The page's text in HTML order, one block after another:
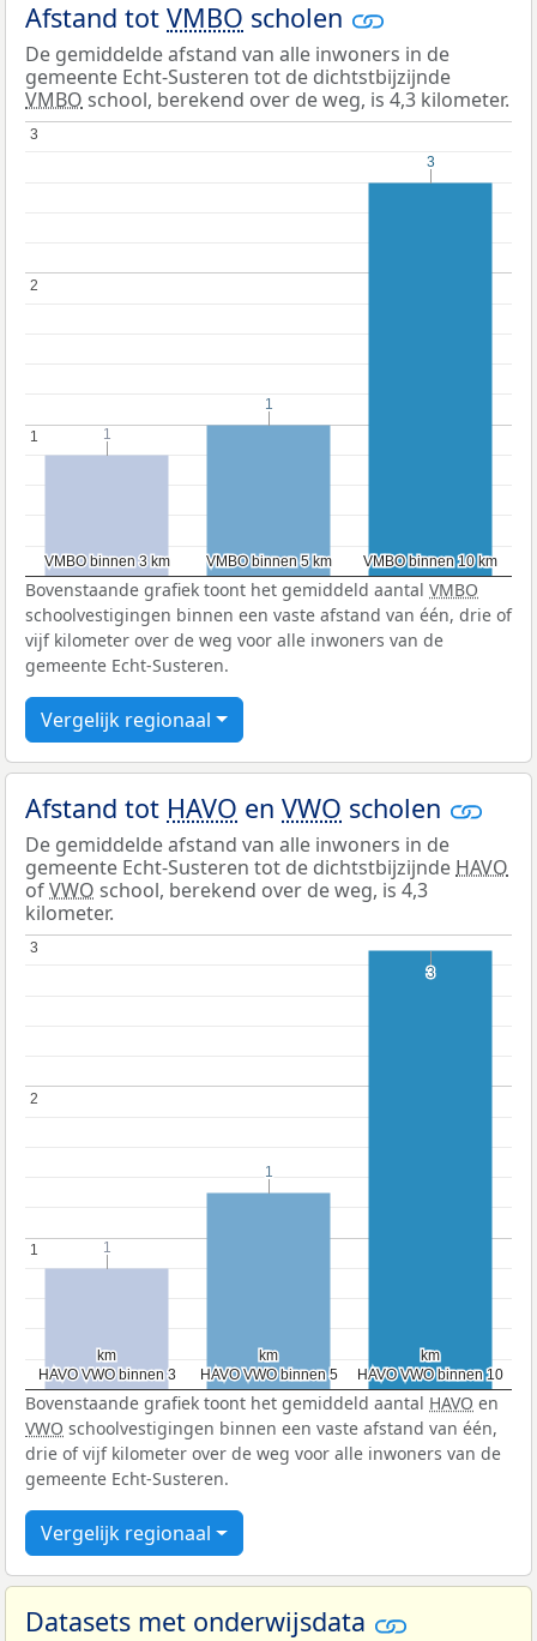
Afstand tot VMBO scholen
De gemiddelde afstand van alle inwoners in de
gemeente Echt-Susteren tot de dichtstbijzijnde
VMBO school, berekend over de weg, is 4,3 kilometer.
VMBO binnen 3 km
VMBO binnen 3 km VMBO binnen 5 km
VMBO binnen 5 km VMBO binnen 10 km
VMBO binnen 10 km
1
1
2
2
3
3
1
1
1
1
3
3
Bovenstaande grafiek toont het gemiddeld aantal VMBO
schoolvestigingen binnen een vaste afstand van één, drie of
vijf kilometer over de weg voor alle inwoners van de
gemeente Echt-Susteren.
Vergelijk regionaal
Afstand tot HAVO en VWO scholen
De gemiddelde afstand van alle inwoners in de
gemeente Echt-Susteren tot de dichtstbijzijndeHAVO
ofVWO school, berekend over de weg, is 4,3
kilometer.
HAVO VWO binnen 3
HAVO VWO binnen 3
km
km
HAVO VWO binnen 5
HAVO VWO binnen 5
km
km
HAVO VWO binnen 10
HAVO VWO binnen 10
km
km
1
1
2
2
3
3
1
1
1
1
3
3
Bovenstaande grafiek toont het gemiddeld aantal HAVO en
VWO schoolvestigingen binnen een vaste afstand van één,
drie of vijf kilometer over de weg voor alle inwoners van de
gemeente Echt-Susteren.
Vergelijk regionaal
Datasets met onderwijsdata